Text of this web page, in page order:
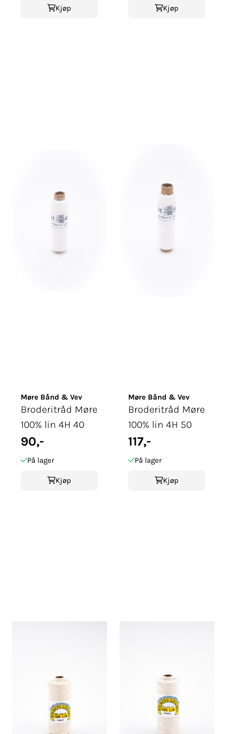
Kjøp Kjøp
Møre Bånd & Vev
Broderitråd Møre
100% lin 4H 40
90,-
På lager
Kjøp
Møre Bånd & Vev
Broderitråd Møre
100% lin 4H 50
117,-
På lager
Kjøp